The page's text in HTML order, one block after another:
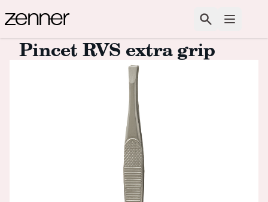
ZoekenOpen
Pincet RVS extra grip